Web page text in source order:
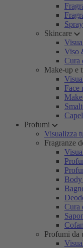
Skincare
Viso
Cura
Make-up e
Face
Profumi
Visualizza
Fragranze
Cura
Profumi da